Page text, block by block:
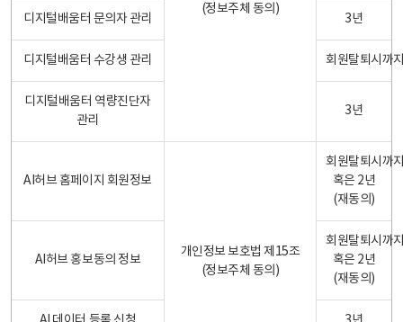
(정보주체 동의)
디지털배움터 문의자 관리 3년
디지털배움터 수강생 관리 회원탈퇴시까
디지털배움터 역량진단자
관리
3년
AI허브 홈페이지 회원정보
개인정보 보호법 제15조
(정보주체 동의)
회원탈퇴시까
혹은 2년
(재동의)
AI허브 홍보동의 정보
회원탈퇴시까
혹은 2년
(재동의)